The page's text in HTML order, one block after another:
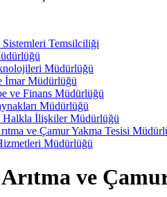
Temsilciliği
Müdürlüğü
İmar Müdürlüğü
ve Finans Müdürlüğü
Müdürlüğü
Halkla İlişkiler Müdürlüğü
ve Çamur Yakma Tesisi
Müdürlüğü
ve